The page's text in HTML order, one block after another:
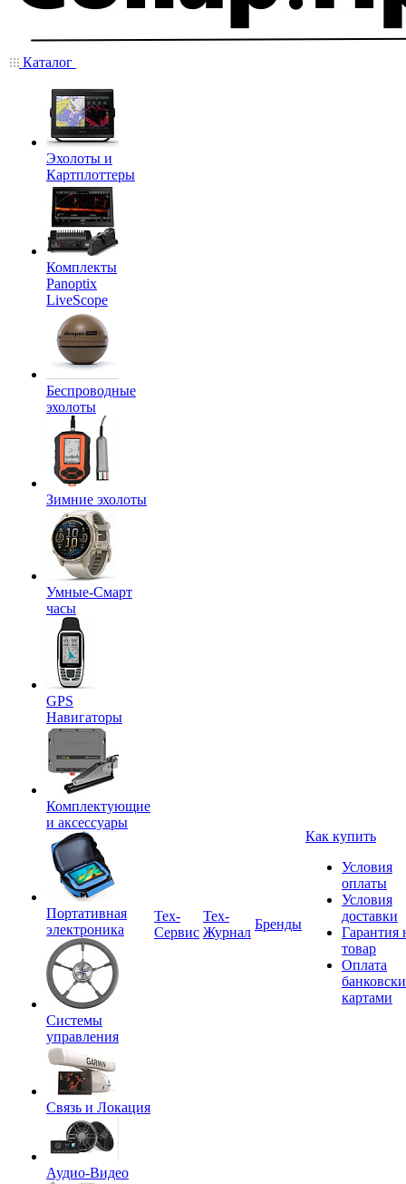
Каталог
Эхолоты и
Картплоттеры
Комплекты
Panoptix
LiveScope
Беспроводные
эхолоты
Зимние эхолоты
Умные-Смарт
часы
GPS
Навигаторы
Комплектующие
и аксессуары
Портативная
электроника
Системы
управления
Связь и Локация
Аудио-Видео
Tex-
Сервис
Тех-
Журнал
Бренды
Как купить
Условия
оплаты
Условия
доставки
Гарантия
товар
Оплата
картами